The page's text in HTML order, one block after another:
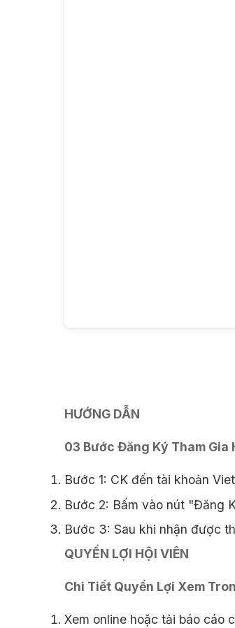
HƯỚNG DẪN
03 Bước Đăng Ký Tham Gia
Bước 1: CK đến tài khoản
Bước 2: Bấm vào nút "Đăng
Bước 3: Sau khi nhận được
QUYỀN LỢI HỘI VIÊN
Chi Tiết Quyền Lợi Xem
Xem online hoặc tải báo cáo